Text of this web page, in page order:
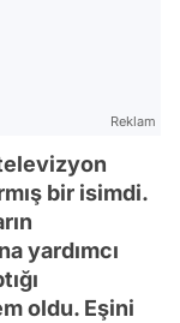
Reklam
bir isimdi.
yardımcı
oldu. Eşini